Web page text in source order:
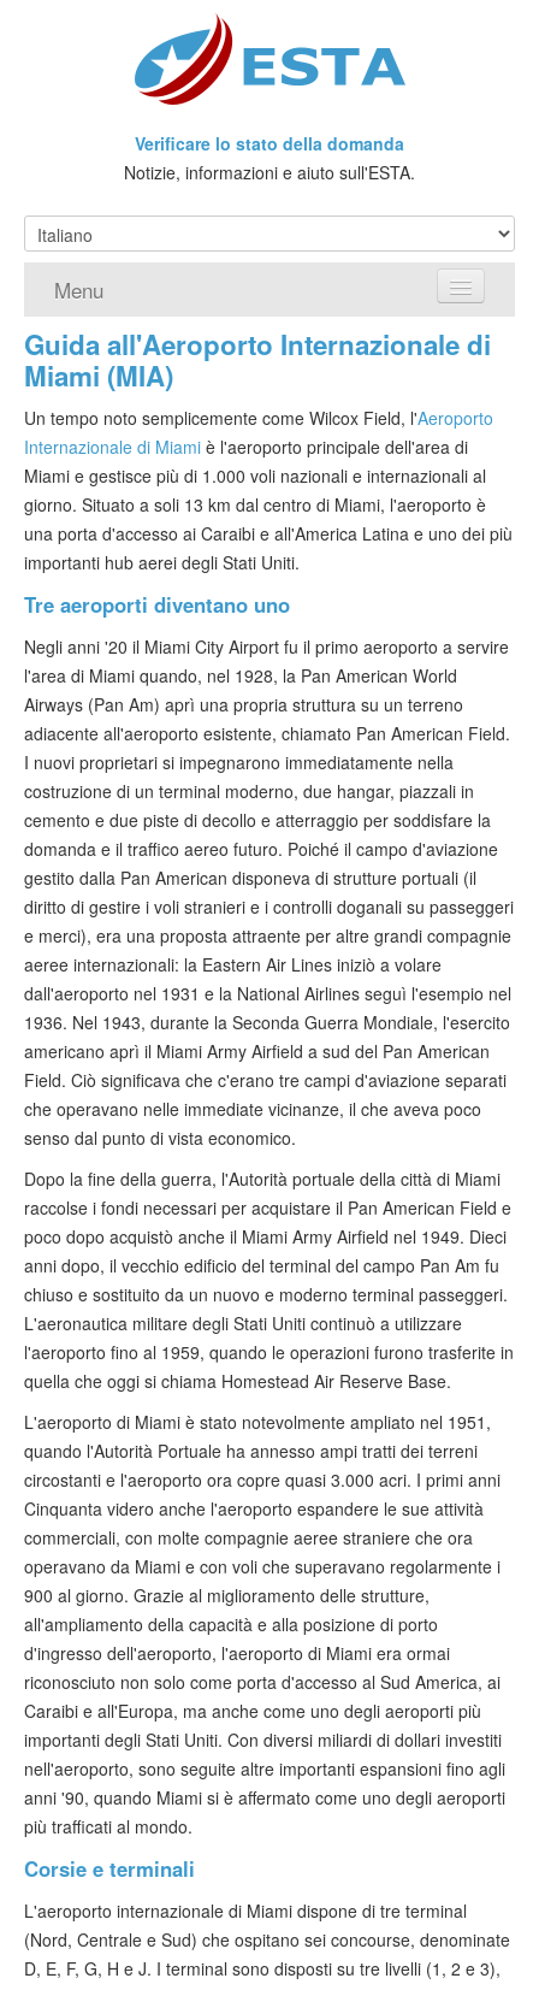
Verificare lo stato della domanda
Notizie, informazioni e aiuto sull'ESTA.
Menu
Home
Richiedere ESTA
Che cos'è l'ESTA?
Viaggio senza Visto
Verificare ESTA
ESTA info
Contatto
Guida all'Aeroporto Internazionale di
Miami (MIA)
Un tempo noto semplicemente come Wilcox Field, l'Aeroporto
Internazionale di Miami è l'aeroporto principale dell'area di
Miami e gestisce più di 1.000 voli nazionali e internazionali al
giorno. Situato a soli 13 km dal centro di Miami, l'aeroporto è
una porta d'accesso ai Caraibi e all'America Latina e uno dei più
importanti hub aerei degli Stati Uniti.
Tre aeroporti diventano uno
Negli anni '20 il Miami City Airport fu il primo aeroporto a servire
l'area di Miami quando, nel 1928, la Pan American World
Airways (Pan Am) aprì una propria struttura su un terreno
adiacente all'aeroporto esistente, chiamato Pan American Field.
I nuovi proprietari si impegnarono immediatamente nella
costruzione di un terminal moderno, due hangar, piazzali in
cemento e due piste di decollo e atterraggio per soddisfare la
domanda e il traffico aereo futuro. Poiché il campo d'aviazione
gestito dalla Pan American disponeva di strutture portuali (il
diritto di gestire i voli stranieri e i controlli doganali su passeggeri
e merci), era una proposta attraente per altre grandi compagnie
aeree internazionali: la Eastern Air Lines iniziò a volare
dall'aeroporto nel 1931 e la National Airlines seguì l'esempio nel
1936. Nel 1943, durante la Seconda Guerra Mondiale, l'esercito
americano aprì il Miami Army Airfield a sud del Pan American
Field. Ciò significava che c'erano tre campi d'aviazione separati
che operavano nelle immediate vicinanze, il che aveva poco
senso dal punto di vista economico.
Dopo la fine della guerra, l'Autorità portuale della città di Miami
raccolse i fondi necessari per acquistare il Pan American Field e
poco dopo acquistò anche il Miami Army Airfield nel 1949. Dieci
anni dopo, il vecchio edificio del terminal del campo Pan Am fu
chiuso e sostituito da un nuovo e moderno terminal passeggeri.
L'aeronautica militare degli Stati Uniti continuò a utilizzare
l'aeroporto fino al 1959, quando le operazioni furono trasferite in
quella che oggi si chiama Homestead Air Reserve Base.
L'aeroporto di Miami è stato notevolmente ampliato nel 1951,
quando l'Autorità Portuale ha annesso ampi tratti dei terreni
circostanti e l'aeroporto ora copre quasi 3.000 acri. I primi anni
Cinquanta videro anche l'aeroporto espandere le sue attività
commerciali, con molte compagnie aeree straniere che ora
operavano da Miami e con voli che superavano regolarmente i
900 al giorno. Grazie al miglioramento delle strutture,
all'ampliamento della capacità e alla posizione di porto
d'ingresso dell'aeroporto, l'aeroporto di Miami era ormai
riconosciuto non solo come porta d'accesso al Sud America, ai
Caraibi e all'Europa, ma anche come uno degli aeroporti più
importanti degli Stati Uniti. Con diversi miliardi di dollari investiti
nell'aeroporto, sono seguite altre importanti espansioni fino agli
anni '90, quando Miami si è affermato come uno degli aeroporti
più trafficati al mondo.
Corsie e terminali
L'aeroporto internazionale di Miami dispone di tre terminal
(Nord, Centrale e Sud) che ospitano sei concourse, denominate
D, E, F, G, H e J. I terminal sono disposti su tre livelli (1, 2 e 3),